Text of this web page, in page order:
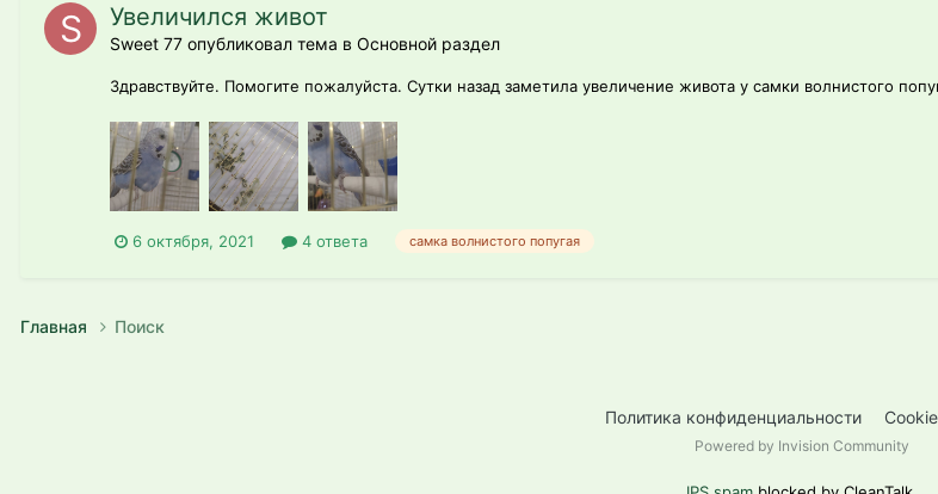
Увеличился живот
Sweet 77 опубликовал тема в Основной раздел
Здравствуйте. Помогите пожалуйста. Сутки назад заметила увеличение живота у самки волнистого
6 октября, 2021 4 ответа самка волнистого попугая
Главная Поиск
Политика конфиденциальности
Powered by Invision Community